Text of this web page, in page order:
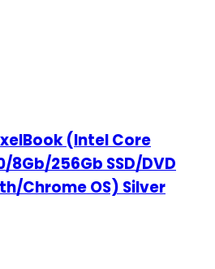
(Intel Core
8Gb/256Gb SSD/DVD
Chrome OS) Silver